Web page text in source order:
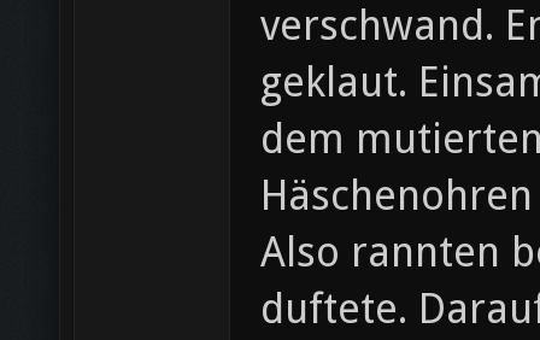
verschwand.
geklaut.
dem
Also rannten
duftete.